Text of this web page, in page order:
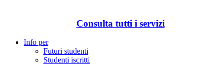
Consulta tutti i servizi
Info per
Futuri studenti
Studenti iscritti